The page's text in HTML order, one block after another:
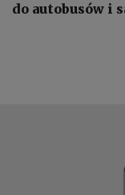
do autobusów i